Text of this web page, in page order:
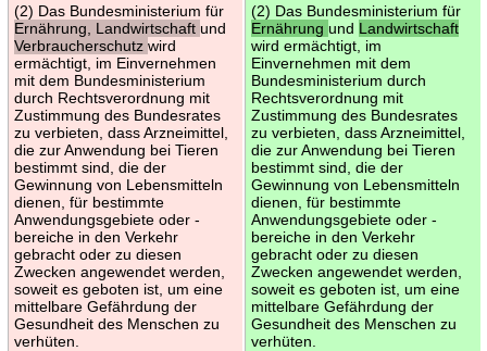
(2) Das Bundesministerium für
Ernährung, Landwirtschaft und
Verbraucherschutz wird
ermächtigt, im Einvernehmen
mit dem Bundesministerium
durch Rechtsverordnung mit
Zustimmung des Bundesrates
zu verbieten, dass Arzneimittel,
die zur Anwendung bei Tieren
bestimmt sind, die der
Gewinnung von Lebensmitteln
dienen, für bestimmte
Anwendungsgebiete oder -
bereiche in den Verkehr
gebracht oder zu diesen
Zwecken angewendet werden,
soweit es geboten ist, um eine
mittelbare Gefährdung der
Gesundheit des Menschen zu
verhüten.
(2) Das Bundesministerium für
Ernährung und Landwirtschaft
wird ermächtigt, im
Einvernehmen mit dem
Bundesministerium durch
Rechtsverordnung mit
Zustimmung des Bundesrates
zu verbieten, dass Arzneimittel,
die zur Anwendung bei Tieren
bestimmt sind, die der
Gewinnung von Lebensmitteln
dienen, für bestimmte
Anwendungsgebiete oder -
bereiche in den Verkehr
gebracht oder zu diesen
Zwecken angewendet werden,
soweit es geboten ist, um eine
mittelbare Gefährdung der
Gesundheit des Menschen zu
verhüten.